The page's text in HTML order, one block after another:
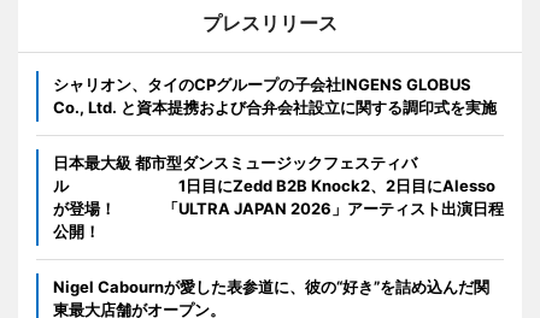
プレスリリース
シャリオン、タイのCPグループの子会社INGENS GLOBUS
Co., Ltd. と資本提携および合弁会社設立に関する調印式を実施
日本最大級 都市型ダンスミュージックフェスティバ
ル 1日目にZedd B2B Knock2、2日目にAlesso
が登場！ 「ULTRA JAPAN 2026」アーティスト出演日程
公開！
Nigel Cabournが愛した表参道に、彼の“好き”を詰め込んだ関
東最大店舗がオープン。